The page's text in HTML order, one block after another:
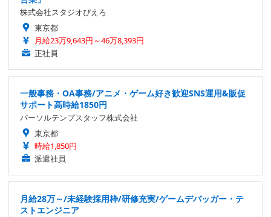
株式会社スタジオぴえろ
東京都
月給23万9,643円～46万8,393円
正社員
一般事務・OA事務/アニメ・ゲーム好き歓迎SNS運用&販促
サポート高時給1850円
パーソルテンプスタッフ株式会社
東京都
時給1,850円
派遣社員
月給28万～/未経験採用枠/研修充実/ゲームデバッガー・テ
ストエンジニア